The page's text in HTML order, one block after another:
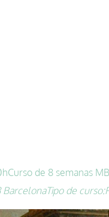
Curso de 8 semanas
BarcelonaTipo de curso: